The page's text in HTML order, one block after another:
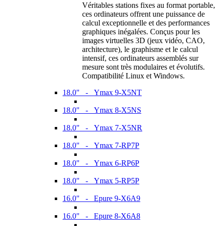
Véritables stations fixes au format portable,
ces ordinateurs offrent une puissance de
calcul exceptionnelle et des performances
graphiques inégalées. Conçus pour les
images virtuelles 3D (jeux vidéo, CAO,
architecture), le graphisme et le calcul
intensif, ces ordinateurs assemblés sur
mesure sont très modulaires et évolutifs.
Compatibilité Linux et Windows.
18.0" - Ymax 9-X5NT
18.0" - Ymax 8-X5NS
18.0" - Ymax 7-X5NR
18.0" - Ymax 7-RP7P
18.0" - Ymax 6-RP6P
18.0" - Ymax 5-RP5P
16.0" - Epure 9-X6A9
16.0" - Epure 8-X6A8